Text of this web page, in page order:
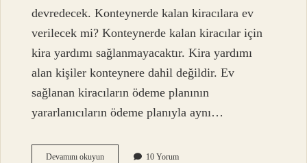
devredecek. Konteynerde kalan kiracılara ev
verilecek mi? Konteynerde kalan kiracılar için
kira yardımı sağlanmayacaktır. Kira yardımı
alan kişiler konteynere dahil değildir. Ev
sağlanan kiracıların ödeme planının
yararlanıcıların ödeme planıyla aynı…
Devamını okuyunDepremzede 10 Yorum